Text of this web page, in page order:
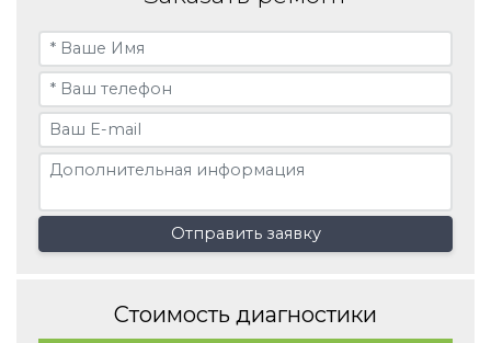
Отправить заявку
Стоимость диагностики